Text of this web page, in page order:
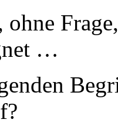
…